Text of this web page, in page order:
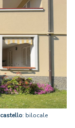
castello: bilocale